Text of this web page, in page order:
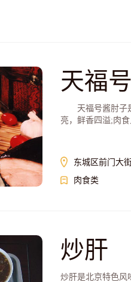
天福
天福号酱肘子是
亮，鲜香四溢;肉
东城区前门大
肉食类
炒肝
炒肝是北京特色风